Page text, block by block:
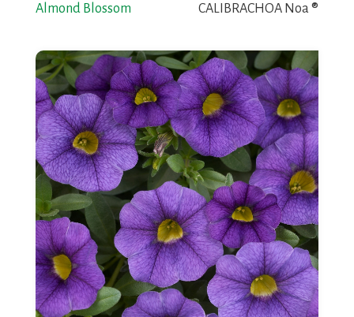
Almond Blossom CALIBRACHOA Noa ®